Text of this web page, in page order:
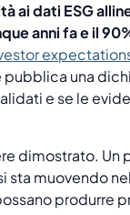
ai dati ESG
anni fa e il
una
e se le
dimostrato.
sta muovendo
produrre